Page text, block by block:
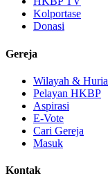
Kolportase
Donasi
Gereja
Wilayah & Huria
Pelayan HKBP
Aspirasi
E-Vote
Cari Gereja
Masuk
Kontak